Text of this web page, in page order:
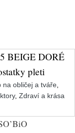
BEIGE DORÉ
pleti
na obličej a tváře,
, Zdraví a krása